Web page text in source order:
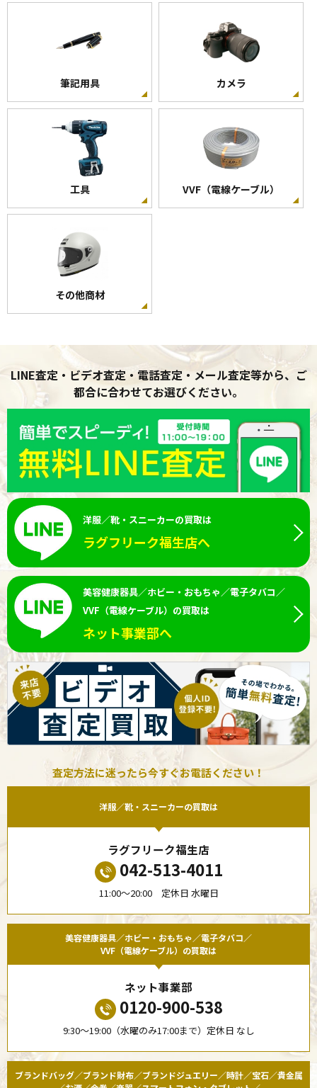
筆記用具 カメラ
工具 VVF（電線ケーブル）
その他商材
LINE査定・ビデオ査定・電話査定・メール査定等から、ご
都合に合わせてお選びください。
洋服／靴・スニーカーの買取は
ラグフリーク福生店へ
美容健康器具／ホビー・おもちゃ／電子タバコ／
VVF（電線ケーブル）の買取は
ネット事業部へ
査定方法に迷ったら今すぐお電話ください！
洋服／靴・スニーカーの買取は
ラグフリーク福生店
042-513-4011
11:00〜20:00 定休日 水曜日
美容健康器具／ホビー・おもちゃ／電子タバコ／
VVF（電線ケーブル）の買取は
ネット事業部
0120-900-538
9:30〜19:00（水曜のみ17:00まで）定休日 なし
ブランドバッグ／ブランド財布／ブランドジュエリー／時計／宝石／貴金属